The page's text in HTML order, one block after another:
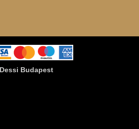
Budapest